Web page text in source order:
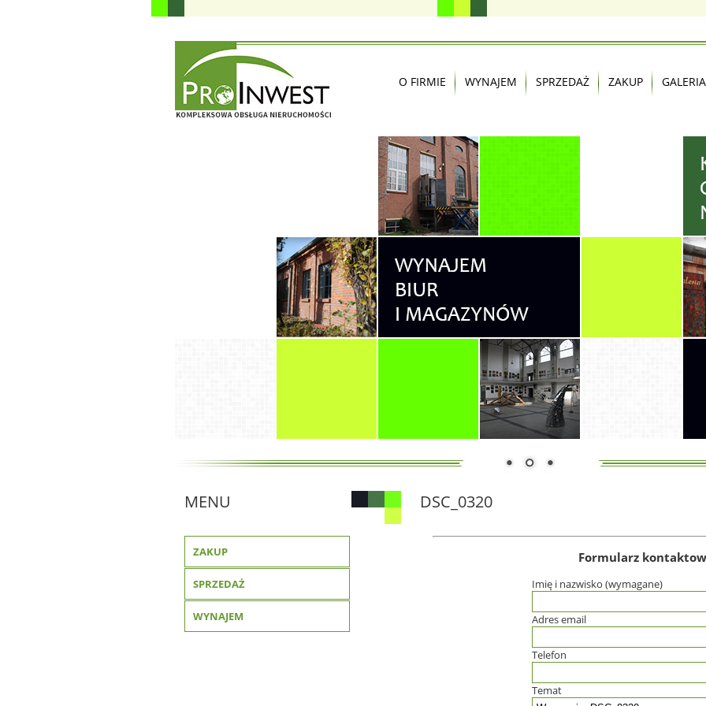
O FIRMIE WYNAJEM SPRZEDAŻ ZAKUP GALERIA
MENU
ZAKUP
SPRZEDAŻ
WYNAJEM
DSC_0320
Formularz
Imię i nazwisko (wymagane)
Adres email
Telefon
Temat